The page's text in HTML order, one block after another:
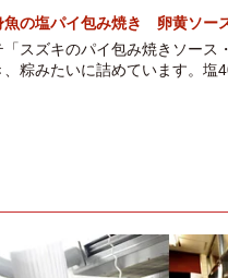
の塩パイ包み焼き 卵黄ソー
スズキのパイ包み焼きソー
粽みたいに詰めています。